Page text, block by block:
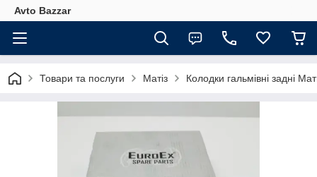
Avto Bazzar
Товари та послуги Матіз Колодки гальмівні задні